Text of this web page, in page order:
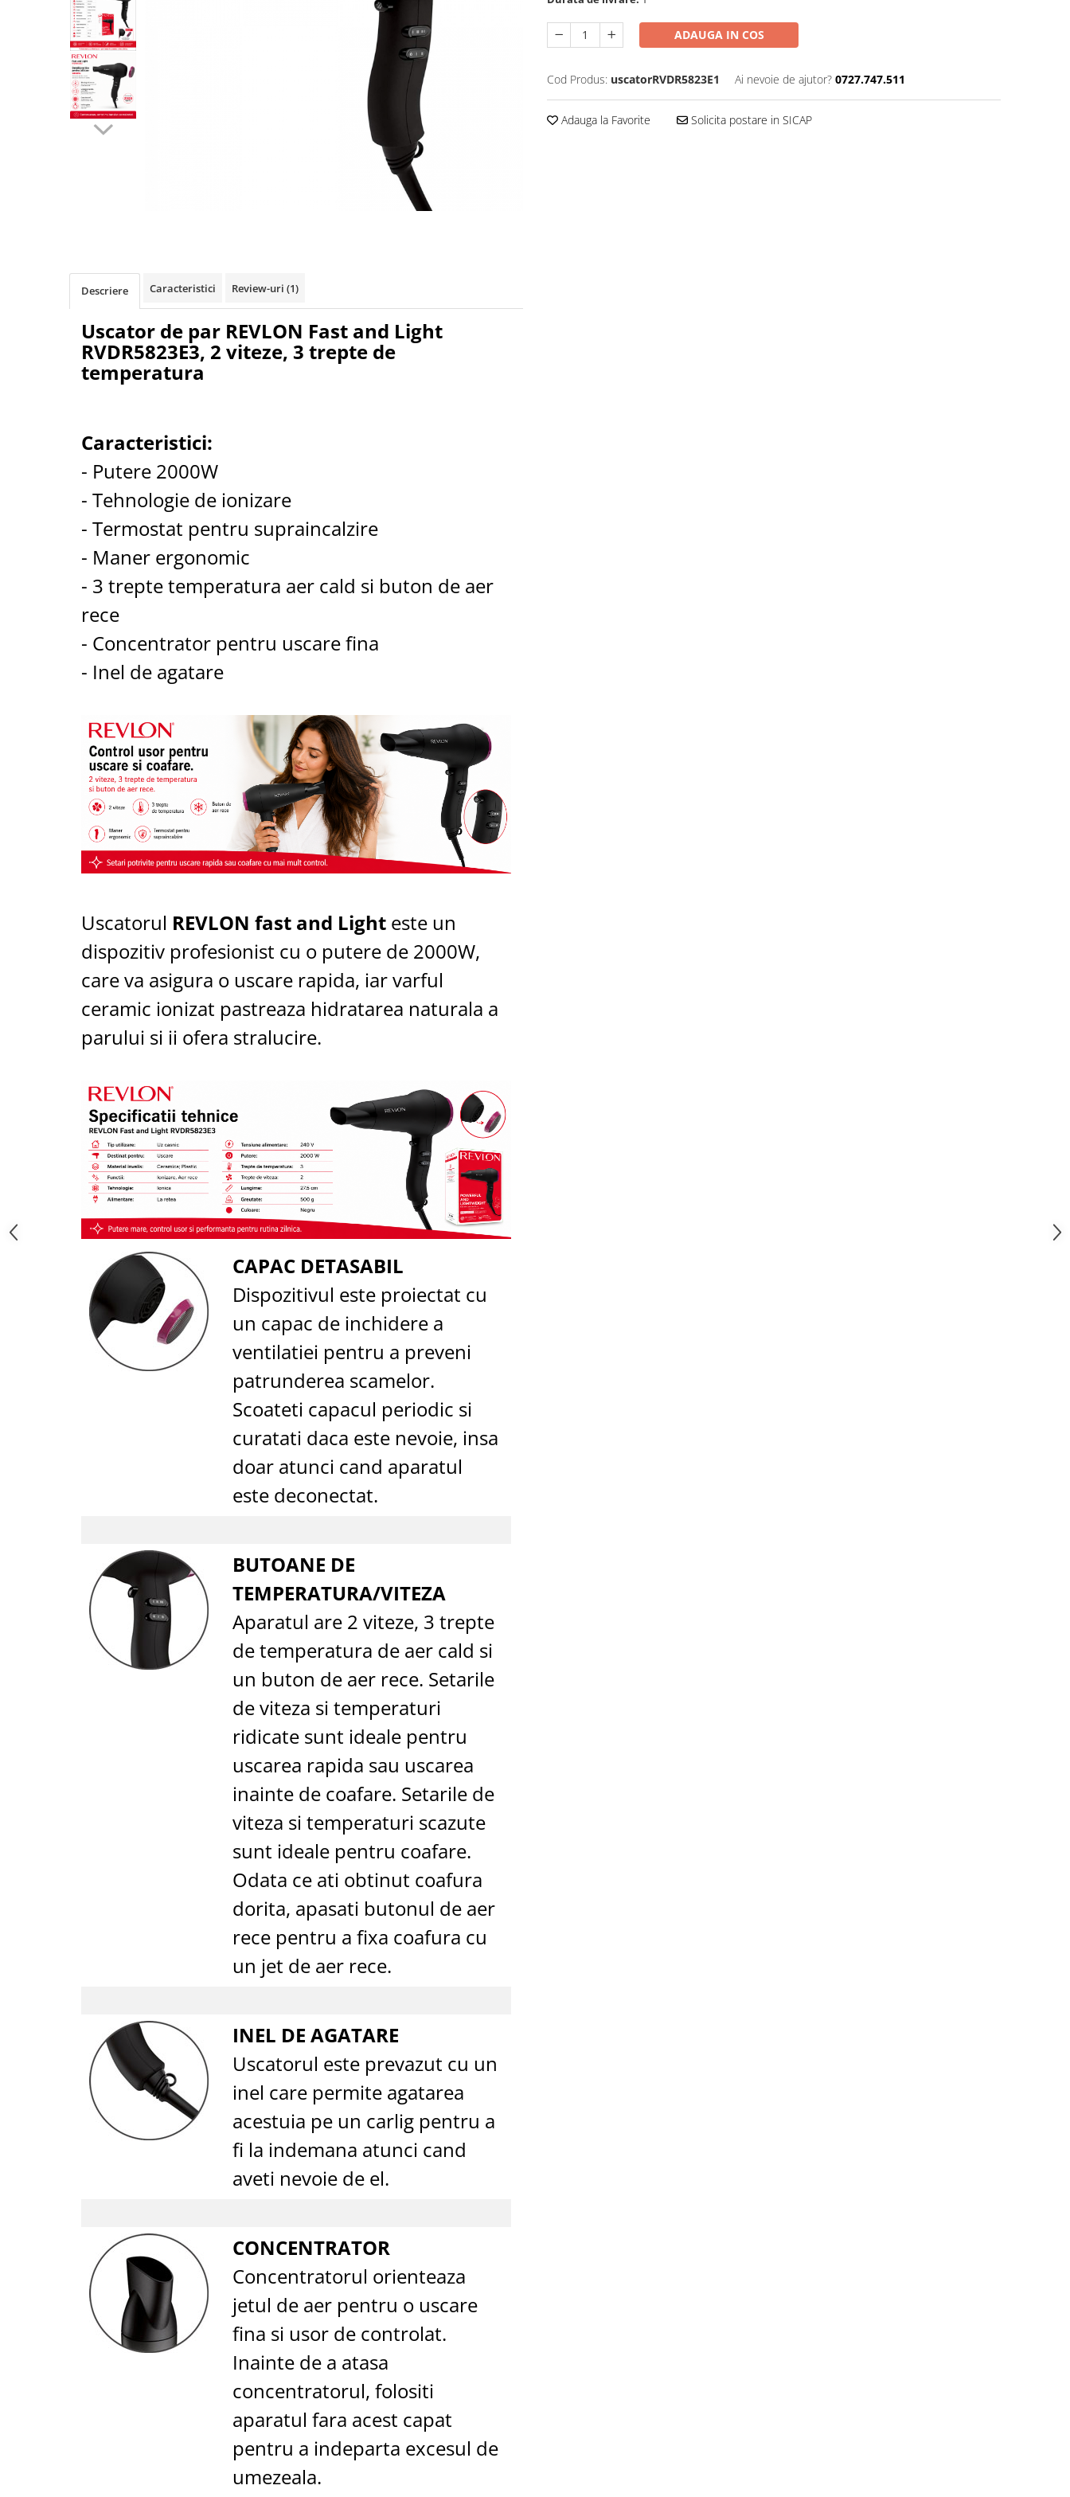
Pulsoximetre
Pulsoximetre de deget
Pulsoximetre profesionale
Monitorizare medicala
Stetoscoape
Suporturi ortopedice si orteze
Ingrijire personala & cosmetice
Ingrijire personala
Cantare corporale
Igiena dentara
Periute de dinti electrice
Accesorii si rezerve
Ondulatoare si placi de par
Uscatoare si perii electrice
Perii electrice
Incalzitoare si sterilizatoare
Electrocasnice & climatizare
Purificatoare
Incalzitoare corporale
Suplimente nutritive
Proteine si aminoacizi
Tablete energizante
Alte suplimente nutritive
ADAUGA IN COS
Cod Produs: uscatorRVDR5823E1 Ai nevoie de ajutor? 0727.747.511
Adauga la Favorite Solicita postare in SICAP
Descriere Caracteristici Review-uri (1)
Uscator de par REVLON Fast and Light
RVDR5823E3, 2 viteze, 3 trepte de
temperatura
Caracteristici:
- Putere 2000W
- Tehnologie de ionizare
- Termostat pentru supraincalzire
- Maner ergonomic
- 3 trepte temperatura aer cald si buton de aer
rece
- Concentrator pentru uscare fina
- Inel de agatare
Uscatorul REVLON fast and Light este un
dispozitiv profesionist cu o putere de 2000W,
care va asigura o uscare rapida, iar varful
ceramic ionizat pastreaza hidratarea naturala a
parului si ii ofera stralucire.
CAPAC DETASABIL
Dispozitivul este proiectat cu
un capac de inchidere a
ventilatiei pentru a preveni
patrunderea scamelor.
Scoateti capacul periodic si
curatati daca este nevoie, insa
doar atunci cand aparatul
este deconectat.
BUTOANE DE
TEMPERATURA/VITEZA
Aparatul are 2 viteze, 3 trepte
de temperatura de aer cald si
un buton de aer rece. Setarile
de viteza si temperaturi
ridicate sunt ideale pentru
uscarea rapida sau uscarea
inainte de coafare. Setarile de
viteza si temperaturi scazute
sunt ideale pentru coafare.
Odata ce ati obtinut coafura
dorita, apasati butonul de aer
rece pentru a fixa coafura cu
un jet de aer rece.
INEL DE AGATARE
Uscatorul este prevazut cu un
inel care permite agatarea
acestuia pe un carlig pentru a
fi la indemana atunci cand
aveti nevoie de el.
CONCENTRATOR
Concentratorul orienteaza
jetul de aer pentru o uscare
fina si usor de controlat.
Inainte de a atasa
concentratorul, folositi
aparatul fara acest capat
pentru a indeparta excesul de
umezeala.